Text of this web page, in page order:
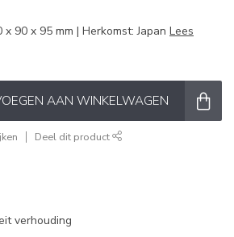
90 x 95 mm | Herkomst: Japan Lees
AAN WINKELWAGEN
Deel dit product
verhouding